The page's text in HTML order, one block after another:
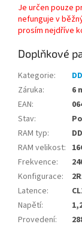
Je určen pouze
nefunguje v
prosím nejdříve
Doplňkové
Kategorie:
Záruka:
6
EAN:
Stav:
RAM typ:
RAM velikost:
Frekvence:
Konfigurace:
Latence:
Napětí:
Provedení: